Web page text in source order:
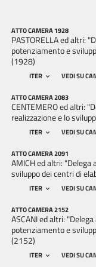
ATTO CAMERA 1928
PASTORELLA ed altri:
potenziamento e
(1928)
ITER VEDI SU
ATTO CAMERA 2083
CENTEMERO ed altri:
realizzazione e lo
ITER VEDI SU
ATTO CAMERA 2091
AMICH ed altri: "Delega
sviluppo dei centri di
ITER VEDI SU
ATTO CAMERA 2152
ASCANI ed altri:
potenziamento e
(2152)
ITER VEDI SU